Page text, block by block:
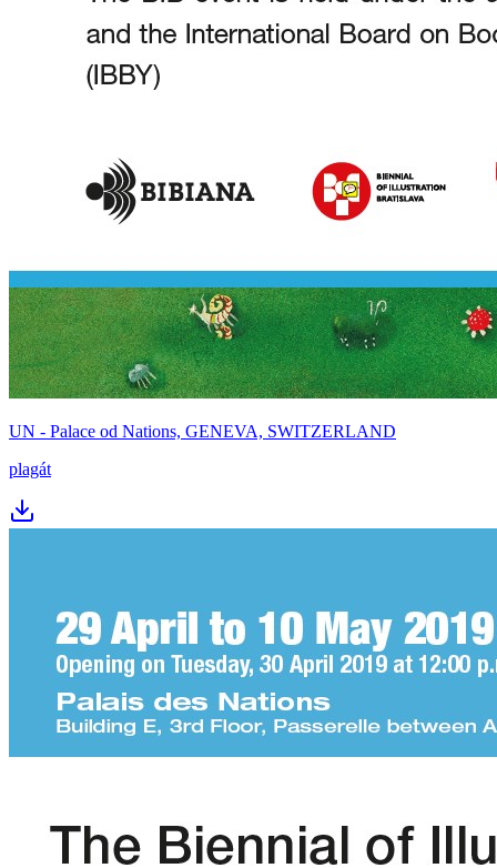
UN - Palace od Nations, GENEVA, SWITZERLAND
plagát